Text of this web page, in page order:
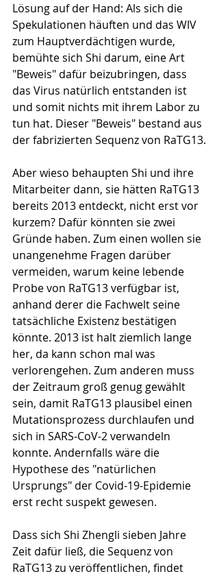
Lösung auf der Hand: Als sich die
Spekulationen häuften und das WIV
zum Hauptverdächtigen wurde,
bemühte sich Shi darum, eine Art
"Beweis" dafür beizubringen, dass
das Virus natürlich entstanden ist
und somit nichts mit ihrem Labor zu
tun hat. Dieser "Beweis" bestand aus
der fabrizierten Sequenz von RaTG13.
Aber wieso behaupten Shi und ihre
Mitarbeiter dann, sie hätten RaTG13
bereits 2013 entdeckt, nicht erst vor
kurzem? Dafür könnten sie zwei
Gründe haben. Zum einen wollen sie
unangenehme Fragen darüber
vermei­den, warum keine lebende
Probe von RaTG13 verfügbar ist,
anhand derer die Fachwelt seine
tatsächliche Existenz bestätigen
könnte. 2013 ist halt ziemlich lange
her, da kann schon mal was
verlorengehen. Zum anderen muss
der Zeitraum groß genug gewählt
sein, damit RaTG13 plausibel einen
Mutationsprozess durchlaufen und
sich in SARS-CoV-2 verwandeln
konnte. Andernfalls wäre die
Hypothese des "natürlichen
Ursprungs" der Covid-19-Epi­demie
erst recht suspekt gewesen.
Dass sich Shi Zhengli sieben Jahre
Zeit dafür ließ, die Sequenz von
RaTG13 zu veröffentlichen, findet